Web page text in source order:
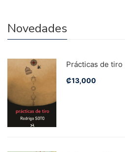
Novedades
Prácticas de tiro
₡13,000